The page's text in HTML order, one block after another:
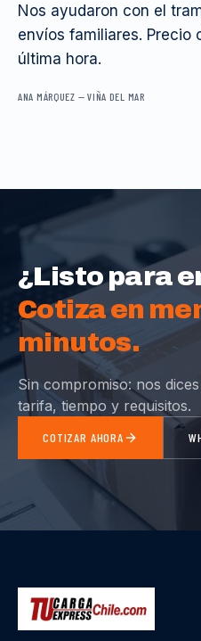
Nos ayudaron con el
envíos familiares. Precio
última hora.
ANA MÁRQUEZ —VIÑA DEL MAR
¿Listo para
Cotiza en
minutos.
Sin compromiso: nos
tarifa, tiempo y requisitos.
COTIZAR AHORA